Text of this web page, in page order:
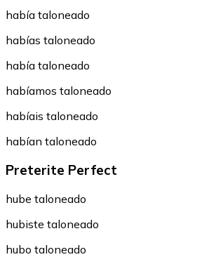
había taloneado
habías taloneado
había taloneado
habíamos taloneado
habíais taloneado
habían taloneado
Preterite Perfect
hube taloneado
hubiste taloneado
hubo taloneado